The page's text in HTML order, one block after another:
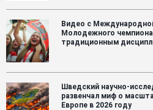
Видео с
Молодежного
традиционным
Шведский научно-
развенчал миф о
Европе в 2026 году